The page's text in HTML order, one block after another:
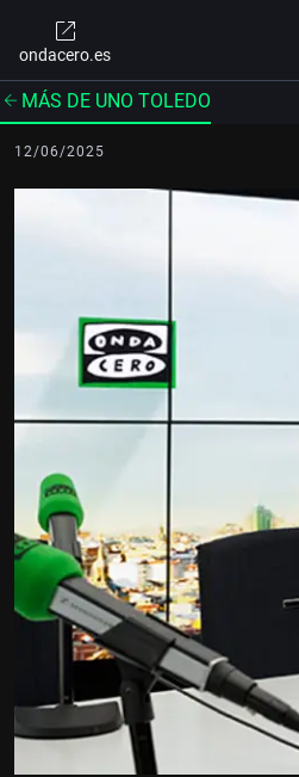
ondacero.es
MÁS DE UNO TOLEDO
12/06/2025